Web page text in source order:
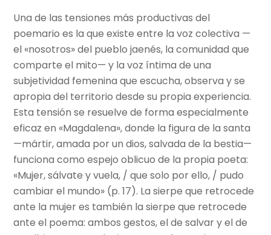
Una de las tensiones más productivas del
poemario es la que existe entre la voz colectiva —
el «nosotros» del pueblo jaenés, la comunidad que
comparte el mito— y la voz íntima de una
subjetividad femenina que escucha, observa y se
apropia del territorio desde su propia experiencia.
Esta tensión se resuelve de forma especialmente
eficaz en «Magdalena», donde la figura de la santa
—mártir, amada por un dios, salvada de la bestia—
funciona como espejo oblicuo de la propia poeta:
«Mujer, sálvate y vuela, / que solo por ello, / pudo
cambiar el mundo» (p. 17). La sierpe que retrocede
ante la mujer es también la sierpe que retrocede
ante el poema: ambos gestos, el de salvar y el de